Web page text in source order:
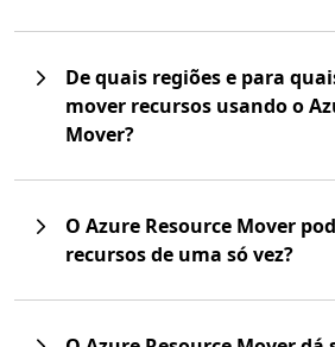
De quais regiões e para
mover recursos usando o
Mover?
O Azure Resource Mover
recursos de uma só vez?